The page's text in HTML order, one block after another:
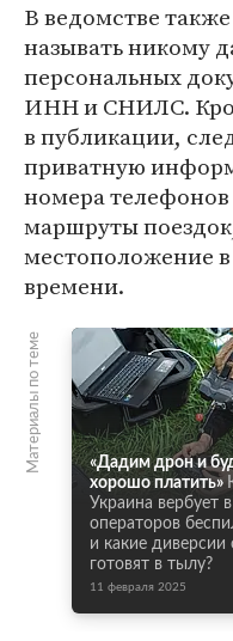
В ведомстве
называть никому
персональных
ИНН и СНИЛС.
в публикации,
приватную
номера
маршруты
местоположение
времени.
Материалы по теме
«Дадим дрон и
хорошо платить»
Украина вербует
операторов
и какие диверсии
готовят в тылу?
11 февраля 2025